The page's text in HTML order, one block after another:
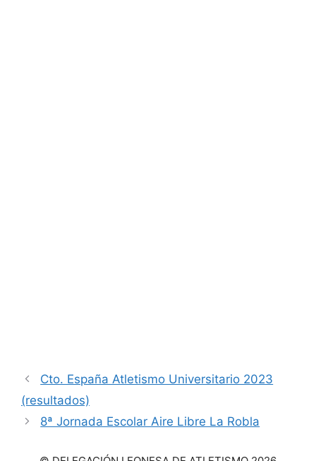
Cto. España Atletismo Universitario 2023
(resultados)
8ª Jornada Escolar Aire Libre La Robla